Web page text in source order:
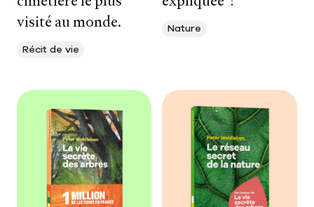
Nos auteurs
Notre journal
Le carnet de lecture
visité au monde.
Récit de vie
Nature